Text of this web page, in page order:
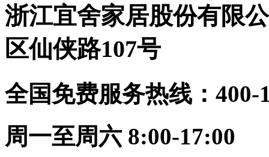
需定制，收纳无死角顶墙门柜同色
同工：从设计到安装，30天焕新理
色。茶室：半卷竹帘，一方茶席。
9A木墙板作底，枯木插花，心境如
风雅。木香与纸香交融，此处心安
是吾乡。·儿童房·男孩房与女孩房
蓝配色，几何块面勾勒童趣。整装
同系，健康守护，天真自有其色。
居。一室风雅，一生心安。
浙江宜舍家居股份有限
区仙侠路107号
全国免费服务热线：400-
周一至周六 8:00-17:00